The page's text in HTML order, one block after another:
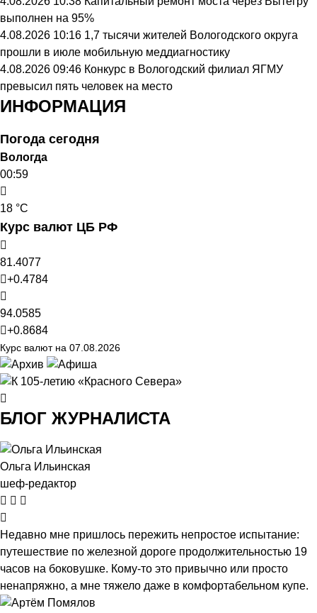
выполнен на 95%
4.08.2026 10:16 1,7 тысячи жителей Вологодского округа
прошли в июле мобильную меддиагностику
4.08.2026 09:46 Конкурс в Вологодский филиал ЯГМУ
превысил пять человек на место
ИНФОРМАЦИЯ
Погода сегодня
Вологда
00:59
18 °C
Курс валют ЦБ РФ
81.4077
+0.4784
94.0585
+0.8684
Курс валют на 07.08.2026
БЛОГ ЖУРНАЛИСТА
Ольга Ильинская
шеф-редактор
Недавно мне пришлось пережить непростое испытание:
путешествие по железной дороге продолжительностью 19
часов на боковушке. Кому-то это привычно или просто
ненапряжно, а мне тяжело даже в комфортабельном купе.